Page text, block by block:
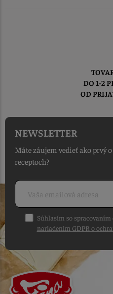
TOVAR
DO 1-2
OD PRIJATIA
NEWSLETTER
Máte záujem vedieť ako prvý
receptoch?
Súhlasím so spracovaním
nariadením GDPR o